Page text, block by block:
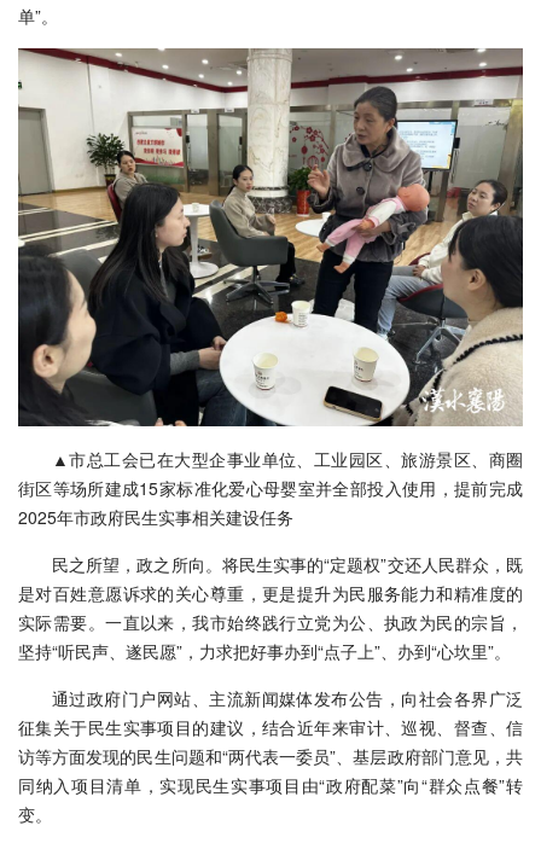
单”。
▲市总工会已在大型企事业单位、工业园区、旅游景区、商圈
街区等场所建成15家标准化爱心母婴室并全部投入使用，提前完成
2025年市政府民生实事相关建设任务
民之所望，政之所向。将民生实事的“定题权”交还人民群众，既
是对百姓意愿诉求的关心尊重，更是提升为民服务能力和精准度的
实际需要。一直以来，我市始终践行立党为公、执政为民的宗旨，
坚持“听民声、遂民愿”，力求把好事办到“点子上”、办到“心坎里”。
通过政府门户网站、主流新闻媒体发布公告，向社会各界广泛
征集关于民生实事项目的建议，结合近年来审计、巡视、督查、信
访等方面发现的民生问题和“两代表一委员”、基层政府部门意见，共
同纳入项目清单，实现民生实事项目由“政府配菜”向“群众点餐”转
变。